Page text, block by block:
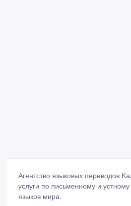
Агентство языковых переводов